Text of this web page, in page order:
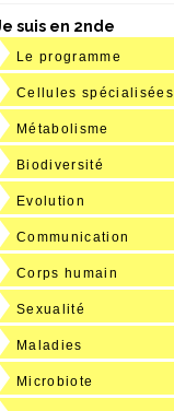
suis en 2nde
Le programme
Cellules spécialisées
Métabolisme
Biodiversité
Evolution
Communication
Corps humain
Sexualité
Maladies
Microbiote